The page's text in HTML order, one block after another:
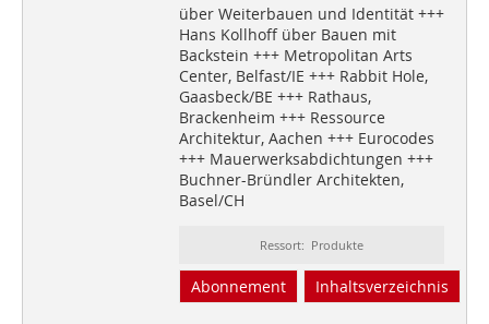
über Weiterbauen und Identität +++
Hans Kollhoff über Bauen mit
Backstein +++ Metropolitan Arts
Center, Belfast/IE +++ Rabbit Hole,
Gaasbeck/BE +++ Rathaus,
Brackenheim +++ Ressource
Architektur, Aachen +++ Eurocodes
+++ Mauerwerksabdichtungen +++
Buchner-Bründler Architekten,
Basel/CH
Ressort: Produkte
Abonnement Inhaltsverzeichnis